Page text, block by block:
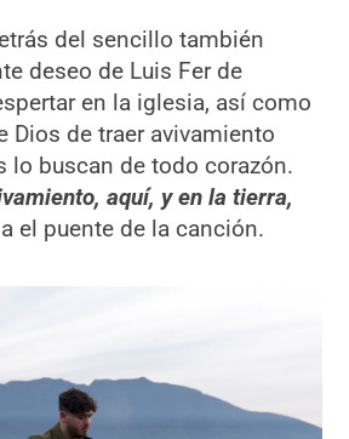
del sencillo también
deseo de Luis Fer de
en la iglesia, así como
Dios de traer avivamiento
lo buscan de todo corazón.
aquí, y en la tierra,
el puente de la canción.